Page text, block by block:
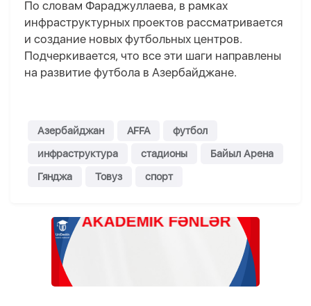
По словам Фараджуллаева, в рамках
инфраструктурных проектов рассматривается
и создание новых футбольных центров.
Подчеркивается, что все эти шаги направлены
на развитие футбола в Азербайджане.
Азербайджан AFFA
футбол
инфраструктура
стадионы
Байыл Арена
Гянджа
Товуз спорт